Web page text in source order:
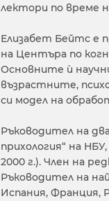
лектори по време
Елизабет Бейтс е
на Центъра по
Основните ѝ
възрастните,
си модел на
Ръководител на
прихология“ на
2000 г.). Член на
Ръководител на
Испания, Франция,